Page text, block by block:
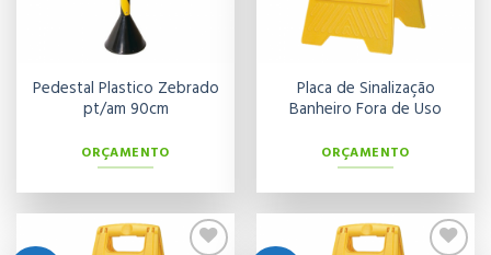
Pedestal Plastico Zebrado
pt/am 90cm
ORÇAMENTO
Placa de Sinalização
Banheiro Fora de Uso
ORÇAMENTO